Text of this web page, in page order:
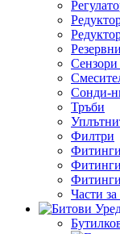
Сонди-
Тръби
Филтри
Фитинги
Фитинги
Фитинги
Части за